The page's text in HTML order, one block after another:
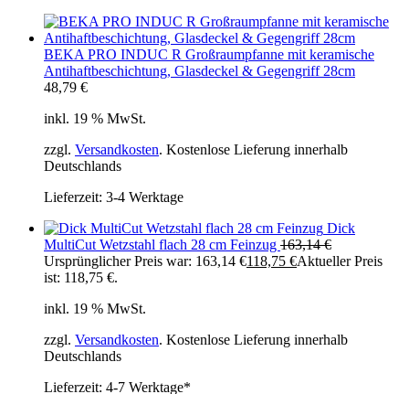
BEKA PRO INDUC R Großraumpfanne mit keramische
Antihaftbeschichtung, Glasdeckel & Gegengriff 28cm
48,79 €
inkl. 19 % MwSt.
zzgl. Versandkosten. Kostenlose Lieferung innerhalb
Deutschlands
Lieferzeit: 3-4 Werktage
Dick
MultiCut Wetzstahl flach 28 cm Feinzug 163,14€
Ursprünglicher Preis war: 163,14 €118,75 €Aktueller Preis
ist: 118,75 €.
inkl. 19 % MwSt.
zzgl. Versandkosten. Kostenlose Lieferung innerhalb
Deutschlands
Lieferzeit: 4-7 Werktage*